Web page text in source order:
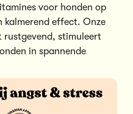
voor honden op
kalmerend effect. Onze
rustgevend, stimuleert
in spannende